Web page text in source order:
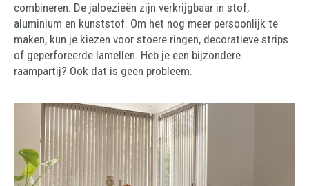
combineren. De jaloezieën zijn verkrijgbaar in stof,
aluminium en kunststof. Om het nog meer persoonlijk te
maken, kun je kiezen voor stoere ringen, decoratieve strips
of geperforeerde lamellen. Heb je een bijzondere
raampartij? Ook dat is geen probleem.